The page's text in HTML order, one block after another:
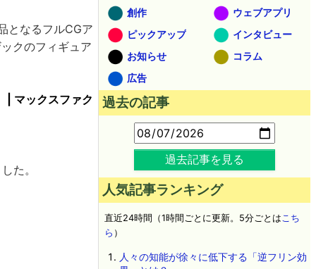
となるフルCGア
クのフィギュア
| マックスファク
た。
創作
ウェブアプリ
ピックアップ
インタビュー
お知らせ
コラム
広告
過去の記事
過去記事を見る
人気記事ランキング
直近24時間（1時間ごとに更新。5分ごとはこち
ら ）
人々の知能が徐々に低下する「逆フリン効